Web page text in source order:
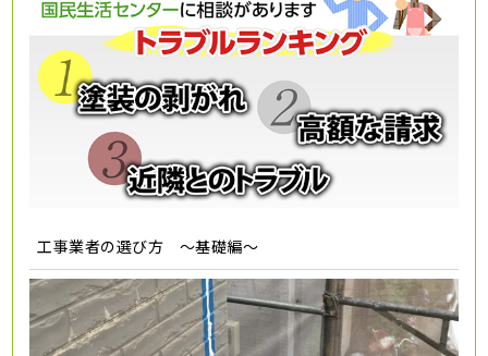
工事業者の選び方 ～基礎編～